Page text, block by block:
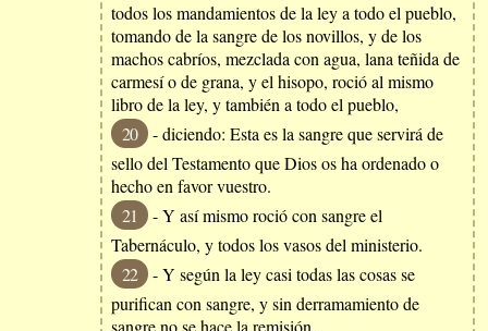
todos los mandamientos de la ley a todo el pueblo,
tomando de la sangre de los novillos, y de los
machos cabríos, mezclada con agua, lana teñida de
carmesí o de grana, y el hisopo, roció al mismo
libro de la ley, y también a todo el pueblo,
20
- diciendo: Esta es la sangre que servirá de
sello del Testamento que Dios os ha ordenado o
hecho en favor vuestro.
21
- Y así mismo roció con sangre el
Tabernáculo, y todos los vasos del ministerio.
22
- Y según la ley casi todas las cosas se
purifican con sangre, y sin derramamiento de
sangre no se hace la remisión.